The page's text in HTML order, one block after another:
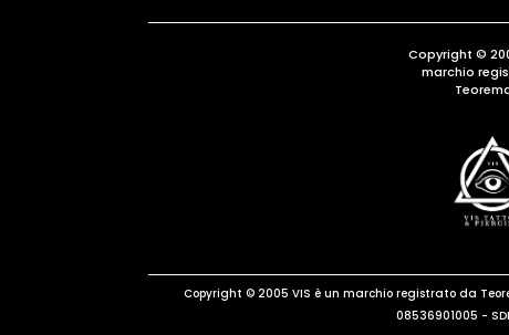
Copyright ©
marchio
Copyright © 2005 VIS è un marchio registrato da
08536901005 -